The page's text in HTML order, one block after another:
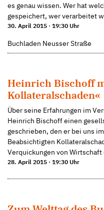
es genau wissen. Wer hat
gespeichert, wer verarbeitet
30. April 2015 · 19:30 Uhr
Buchladen Neusser Straße
Heinrich Bischoff
Kollateralschaden«
Über seine Erfahrungen im
Heinrich Bischoff einen
geschrieben, den er bei uns
Beabsichtigten
Verquickungen von
28. April 2015 · 19:30 Uhr